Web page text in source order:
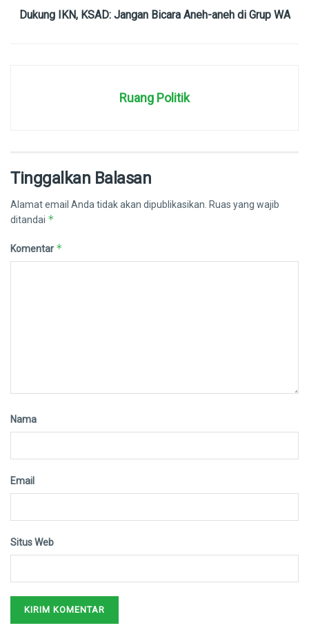
Dukung IKN, KSAD: Jangan Bicara Aneh-aneh di Grup WA
Ruang Politik
Tinggalkan Balasan
Alamat email Anda tidak akan dipublikasikan. Ruas yang wajib
ditandai *
Komentar *
Nama
Email
Situs Web